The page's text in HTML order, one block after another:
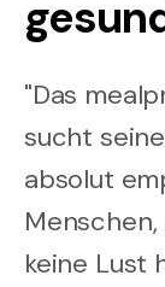
"Das
sucht
absolut
keine Lust